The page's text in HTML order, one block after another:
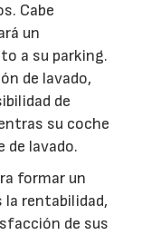
Cabe
un
a su parking.
de lavado,
de
su coche
de lavado.
formar un
la rentabilidad,
de sus